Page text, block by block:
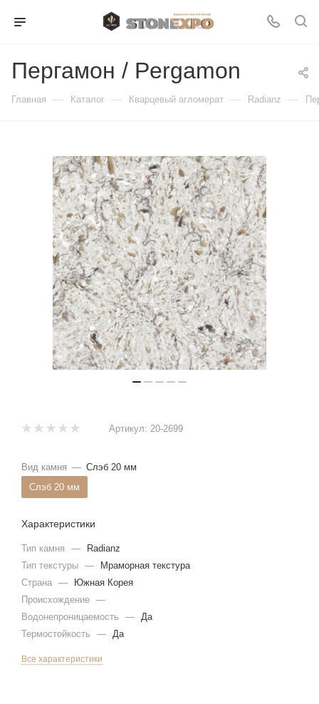
Пергамон / Pergamon
Главная — Каталог — Кварцевый агломерат — Radianz —
Артикул: 20-2699
Вид камня — Слэб 20 мм
Слэб 20 мм
Характеристики
Тип камня —
Radianz
Тип текстуры —
Мраморная текстура
Страна —
Южная Корея
Происхождение —
Водонепроницаемость
—
Да
Термостойкость
— Да
Все характеристики